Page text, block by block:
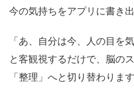
今の気持ちをアプリに書き
「あ、自分は今、人の目を
と客観視するだけで、脳の
「整理」へと切り替わります